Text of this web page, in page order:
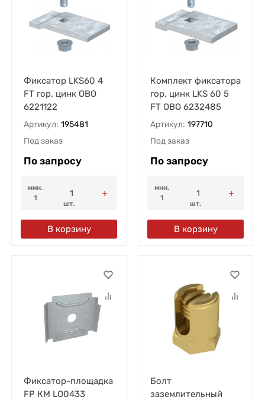
Фиксатор LKS60 4
FT гор. цинк OBO
6221122
Артикул: 195481
Под заказ
По запросу
мин.
1
шт.
В корзину
Комплект фиксатора
гор. цинк LKS 60 5
FT OBO 6232485
Артикул: 197710
Под заказ
По запросу
мин.
1
шт.
В корзину
Фиксатор-площадка
FP КМ LO0433
Болт
заземлительный